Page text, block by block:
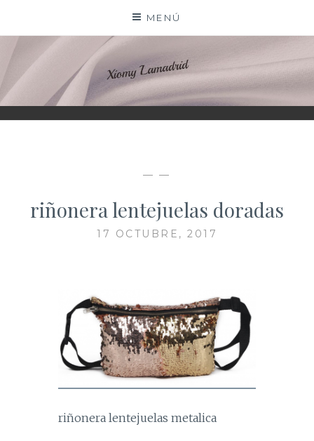
contenido
MENÚ
XIOMY LAMADRID
— —
riñonera lentejuelas doradas
17 OCTUBRE, 2017
riñonera lentejuelas metalica